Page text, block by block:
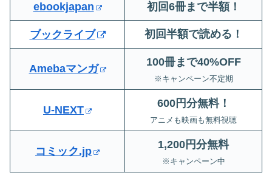
ebookjapan 初回6冊まで半額！
ブックライブ 初回半額で読める！
Amebaマンガ
100冊まで40%OFF
※キャンペーン不定期
U-NEXT
600円分無料！
アニメも映画も無料視聴
コミック.jp
1,200円分無料
※キャンペーン中